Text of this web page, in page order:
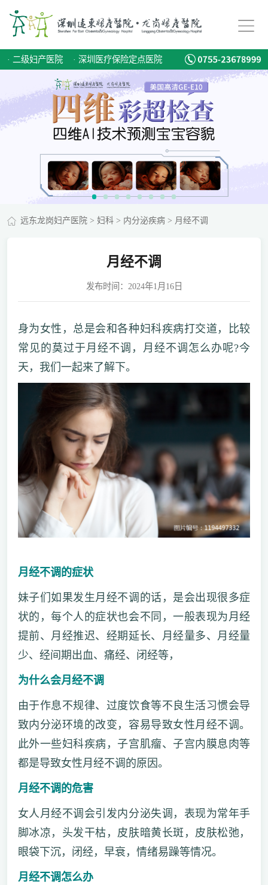
· 二级妇产医院 · 深圳医疗保险定点医院
远东龙岗妇产医院> 妇科> 内分泌疾病> 月经不调
月经不调
发布时间：2024年1月16日
身为女性，总是会和各种妇科疾病打交道，比较
常见的莫过于月经不调，月经不调怎么办呢?今
天，我们一起来了解下。
月经不调的症状
妹子们如果发生月经不调的话，是会出现很多症
状的，每个人的症状也会不同，一般表现为月经
提前、月经推迟、经期延长、月经量多、月经量
少、经间期出血、痛经、闭经等，
为什么会月经不调
由于作息不规律、过度饮食等不良生活习惯会导
致内分泌环境的改变，容易导致女性月经不调。
此外一些妇科疾病，子宫肌瘤、子宫内膜息肉等
都是导致女性月经不调的原因。
月经不调的危害
女人月经不调会引发内分泌失调，表现为常年手
脚冰凉，头发干枯，皮肤暗黄长斑，皮肤松弛，
眼袋下沉，闭经，早衰，情绪易躁等情况。
月经不调怎么办